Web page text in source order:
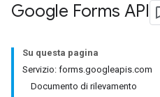
Google Forms API
Su questa pagina
Servizio: forms.googleapis.com
Documento di rilevamento